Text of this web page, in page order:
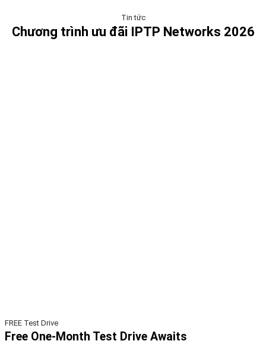
Tin tức
Chương trình ưu đãi IPTP Networks 2026
FREE Test Drive
Free One-Month Test Drive Awaits